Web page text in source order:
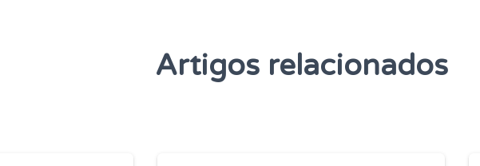
Artigos relacionados